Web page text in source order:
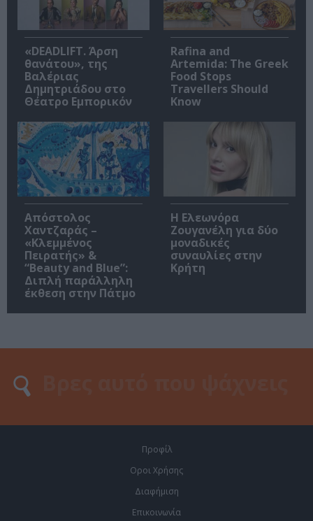
«DEADLIFT. Άρση
θανάτου», της
Βαλέριας
Δημητριάδου στο
Θέατρο Εμπορικόν
Rafina and
Artemida: The Greek
Food Stops
Travellers Should
Know
Απόστολος
Χαντζαράς –
«Κλεμμένος
Πειρατής» &
“Beauty and Blue”:
Διπλή παράλληλη
έκθεση στην Πάτμο
Η Ελεωνόρα
Ζουγανέλη για δύο
μοναδικές
συναυλίες στην
Κρήτη
Προφίλ
Οροι Χρήσης
Διαφήμιση
Επικοινωνία